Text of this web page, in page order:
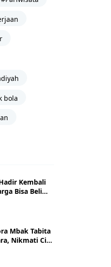
bola
Kembali
Bisa Beli
Goreng
Mbak Tabita
Nikmati Cita
Ribu